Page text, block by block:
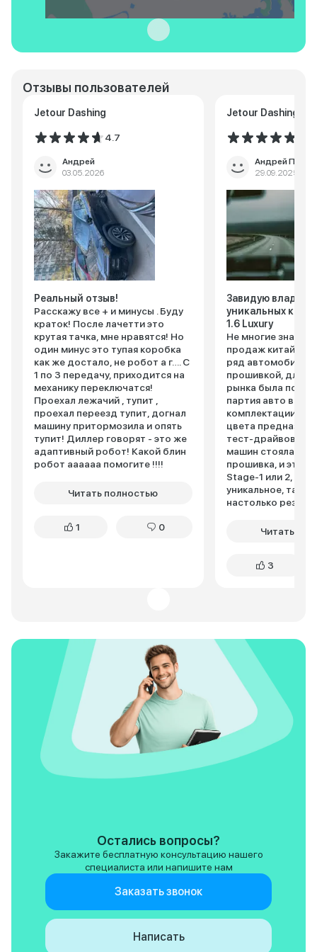
Отзывы пользователей
Jetour Dashing
4.7
Андрей
03.05.2026
Реальный отзыв!
Расскажу все + и минусы . Буду
краток! После лачетти это
крутая тачка, мне нравятся! Но
один минус это тупая коробка
как же достало, не робот а г…. С
1 по 3 передачу, приходится на
механику переключатся!
Проехал лежачий , тупит ,
проехал переезд тупит, догнал
машину притормозила и опять
тупит! Диллер говорят - это же
адаптивный робот! Какой блин
робот аааааа помогите !!!!
Читать полностью
1 0
Jetour Dashing
Андрей
29.09.2025
Завидую
уникальных
1.6 Luxury
Не многие знают,
продаж китайцы
ряд автомобилей
прошивкой, для
рынка была
партия авто в
комплектации 1.6
цвета
тест-драйвов
машин стояла
прошивка, и это
Stage-1 или 2, это
уникальное,
настолько
после тест-
минимум
знакомым или для
и случаи когда
машина попадала
обычному
такие
это своего рода
поэтому вы
площадках типа
Jetour 2023 года в
комплектации 1.6
запомните эти
последок сообщу
есть мнение, что
анрегатов
максимум,
впринципе
Читать
3
Остались вопросы?
Закажите бесплатную консультацию нашего
специалиста или напишите нам
Заказать звонок
Написать